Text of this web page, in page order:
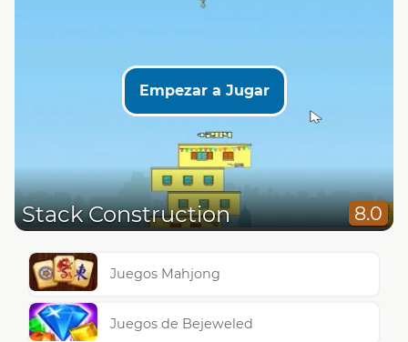
Empezar a Jugar
Stack Construction 8.0
Juegos Mahjong
Juegos de Bejeweled